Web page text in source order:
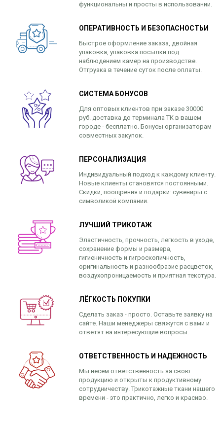
функциональны и просты в использовании.
ОПЕРАТИВНОСТЬ И БЕЗОПАСНОСТЬИ
Быстрое оформление заказа, двойная
упаковка, упаковка посылки под
наблюдением камер на производстве.
Отгрузка в течение суток после оплаты.
СИСТЕМА БОНУСОВ
Для оптовых клиентов при заказе 30000
руб. доставка до терминала ТК в вашем
городе - бесплатно. Бонусы организаторам
совместных закупок.
ПЕРСОНАЛИЗАЦИЯ
Индивидуальный подход к каждому клиенту.
Новые клиенты становятся постоянными.
Скидки, поощрения и подарки: сувениры с
символикой компании.
ЛУЧШИЙ ТРИКОТАЖ
Эластичность, прочность, легкость в уходе,
сохранение формы и размера,
гигиеничность и гигроскопичность,
оригинальность и разнообразие расцветок,
воздухопроницаемость и приятная текстура.
ЛЁГКОСТЬ ПОКУПКИ
Сделать заказ - просто. Оставьте заявку на
сайте. Наши менеджеры свяжутся с вами и
ответят на интересующие вопросы.
ОТВЕТСТВЕННОСТЬ И НАДЕЖНОСТЬ
Мы несем ответственность за свою
продукцию и открыты к продуктивному
сотрудничеству. Трикотажные ткани нашего
времени - это практично, легко и красиво.